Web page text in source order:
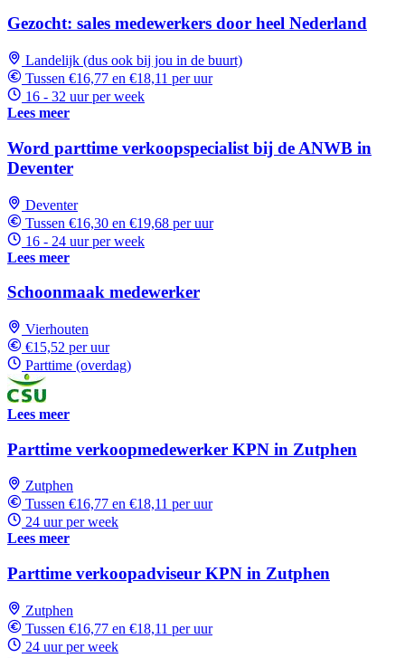
Gezocht: sales medewerkers door heel Nederland
Landelijk (dus ook bij jou in de buurt)
Tussen €16,77 en €18,11 per uur
16 - 32 uur per week
Lees meer
Word parttime verkoopspecialist bij de ANWB in
Deventer
Deventer
Tussen €16,30 en €19,68 per uur
16 - 24 uur per week
Lees meer
Schoonmaak medewerker
Vierhouten
€15,52 per uur
Parttime (overdag)
Lees meer
Parttime verkoopmedewerker KPN in Zutphen
Zutphen
Tussen €16,77 en €18,11 per uur
24 uur per week
Lees meer
Parttime verkoopadviseur KPN in Zutphen
Zutphen
Tussen €16,77 en €18,11 per uur
24 uur per week